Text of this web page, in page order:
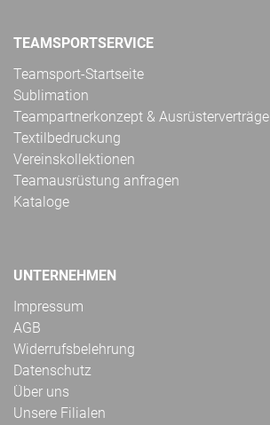
TEAMSPORTSERVICE
Teamsport-Startseite
Sublimation
Teampartnerkonzept & Ausrüsterverträge
Textilbedruckung
Vereinskollektionen
Teamausrüstung anfragen
Kataloge
UNTERNEHMEN
Impressum
AGB
Widerrufsbelehrung
Datenschutz
Über uns
Unsere Filialen